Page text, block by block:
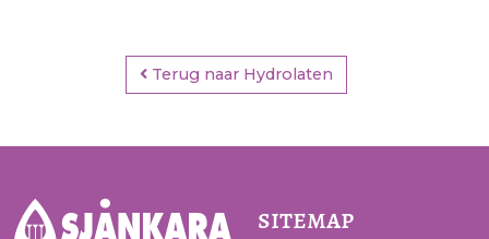
Terug naar Hydrolaten
sitemap